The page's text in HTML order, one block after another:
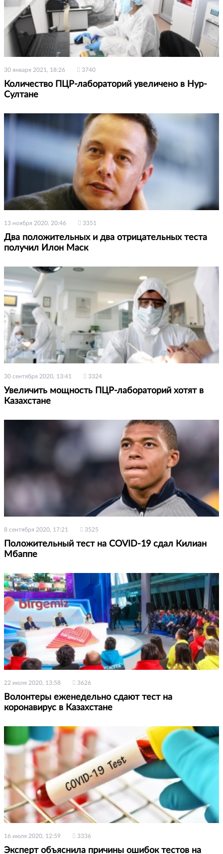
30 января 2021, 18:26 3740
Количество ПЦР-лабораторий увеличено в Нур-
Султане
13 ноября 2020, 20:46 3351
Два положительных и два отрицательных теста
получил Илон Маск
30 сентября 2020, 13:41 3324
Увеличить мощность ПЦР-лабораторий хотят в
Казахстане
8 сентября 2020, 17:21 3525
Положительный тест на COVID-19 сдал Килиан
Мбаппе
22 июля 2020, 13:58 3626
Волонтеры еженедельно сдают тест на
коронавирус в Казахстане
16 июля 2020, 12:59 3336
Эксперт объяснила причины ошибок тестов на